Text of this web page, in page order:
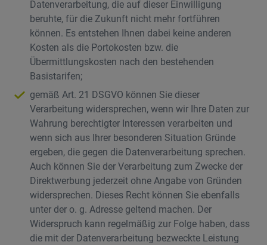
Datenverarbeitung, die auf dieser Einwilligung
beruhte, für die Zukunft nicht mehr fortführen
können. Es entstehen Ihnen dabei keine anderen
Kosten als die Portokosten bzw. die
Übermittlungskosten nach den bestehenden
Basistarifen;
gemäß Art. 21 DSGVO können Sie dieser
Verarbeitung widersprechen, wenn wir Ihre Daten zur
Wahrung berechtigter Interessen verarbeiten und
wenn sich aus Ihrer besonderen Situation Gründe
ergeben, die gegen die Datenverarbeitung sprechen.
Auch können Sie der Verarbeitung zum Zwecke der
Direktwerbung jederzeit ohne Angabe von Gründen
widersprechen. Dieses Recht können Sie ebenfalls
unter der o. g. Adresse geltend machen. Der
Widerspruch kann regelmäßig zur Folge haben, dass
die mit der Datenverarbeitung bezweckte Leistung